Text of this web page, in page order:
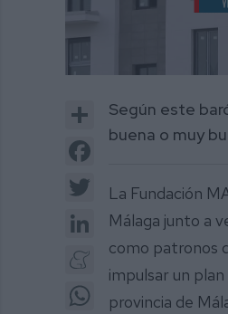
1
minute,
27
seconds
Share
Facebook
LinkedIn
Meneame
WhatsApp
Según este
buena o muy
La Fundación
Málaga junto a
como patronos
impulsar un
provincia de